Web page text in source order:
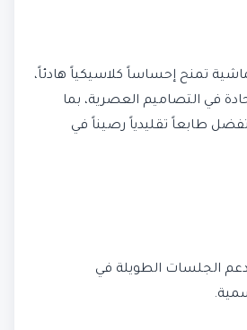
تمنح إحساساً كلاسيكياً هادئاً،
في التصاميم العصرية، بما
طابعاً تقليدياً رصيناً في
الجلسات الطويلة في